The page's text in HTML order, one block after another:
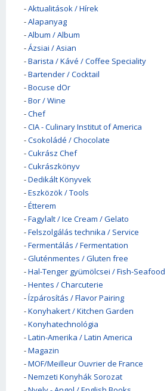
-Aktualitások / Hírek
-Alapanyag
-Album / Album
-Ázsiai / Asian
-Barista / Kávé / Coffee Speciality
-Bartender / Cocktail
-Bocuse dOr
-Bor / Wine
-Chef
-CIA - Culinary Institut of America
-Csokoládé / Chocolate
-Cukrász Chef
-Cukrászkönyv
-Dedikált Könyvek
-Eszközök / Tools
-Étterem
-Fagylalt / Ice Cream / Gelato
-Felszolgálás technika / Service
-Fermentálás / Fermentation
-Gluténmentes / Gluten free
-Hal-Tenger gyümölcsei / Fish-Seafood
-Hentes / Charcuterie
-Ízpárosítás / Flavor Pairing
-Konyhakert / Kitchen Garden
-Konyhatechnológia
-Latin-Amerika / Latin America
-Magazin
-MOF/Meilleur Ouvrier de France
-Nemzeti Konyhák Sorozat